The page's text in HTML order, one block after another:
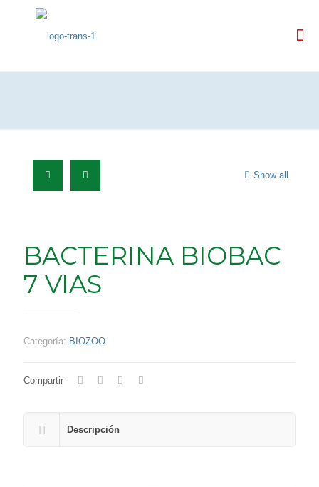
Show all
BACTERINA BIOBAC
7 VIAS
Categoría: BIOZOO
Compartir
Descripción